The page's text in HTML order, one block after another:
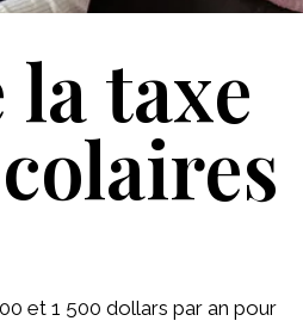
taxe
et 1 500 dollars par an pour